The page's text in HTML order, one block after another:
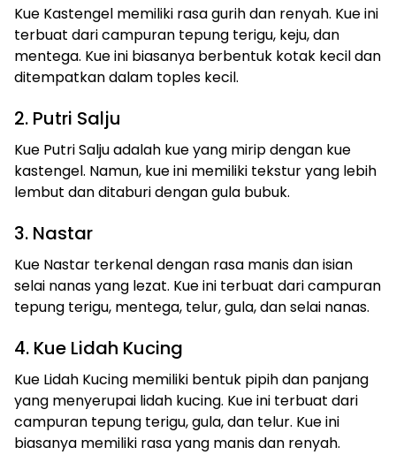
Kue Kastengel memiliki rasa gurih dan renyah. Kue ini
terbuat dari campuran tepung terigu, keju, dan
mentega. Kue ini biasanya berbentuk kotak kecil dan
ditempatkan dalam toples kecil.
2. Putri Salju
Kue Putri Salju adalah kue yang mirip dengan kue
kastengel. Namun, kue ini memiliki tekstur yang lebih
lembut dan ditaburi dengan gula bubuk.
3. Nastar
Kue Nastar terkenal dengan rasa manis dan isian
selai nanas yang lezat. Kue ini terbuat dari campuran
tepung terigu, mentega, telur, gula, dan selai nanas.
4. Kue Lidah Kucing
Kue Lidah Kucing memiliki bentuk pipih dan panjang
yang menyerupai lidah kucing. Kue ini terbuat dari
campuran tepung terigu, gula, dan telur. Kue ini
biasanya memiliki rasa yang manis dan renyah.